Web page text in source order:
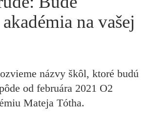
na vašej
názvy škôl, ktoré budú
od februára 2021 O2
Mateja Tótha.